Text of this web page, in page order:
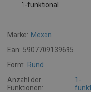
1-funktional
Marke: Mexen
Ean: 5907709139695
Form: Rund
Anzahl der
Funktionen:
1-